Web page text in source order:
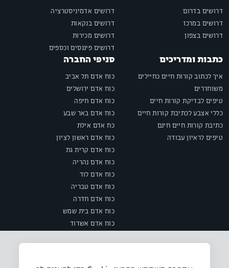
דרושים בדרום
דרושים במרכז
דרושים בצפון
דרושים אדמיניסטרציה
דרושים בנקאות
דרושים מכירות
דרושים פיננסים וכספים
כתבות ומדריכים
איך לכתוב קורות חיים כחיילים
משוחררים
טיפים לבדיקת קורות חיים
כללי אצבע לכתיבת קורות חיים
כתיבת קורות חיים חינם
טיפים לראיון עבודה
סניפי החברה
כוח אדם תל אביב
כוח אדם ירושלים
כוח אדם חיפה
כוח אדם באר שבע
כח אדם אילת
כוח אדם ראשון לציון
כוח אדם קרית גת
כוח אדם נהריה
כוח אדם לוד
כוח אדם טבריה
כוח אדם חדרה
כוח אדם בית שמש
כוח אדם אשדוד